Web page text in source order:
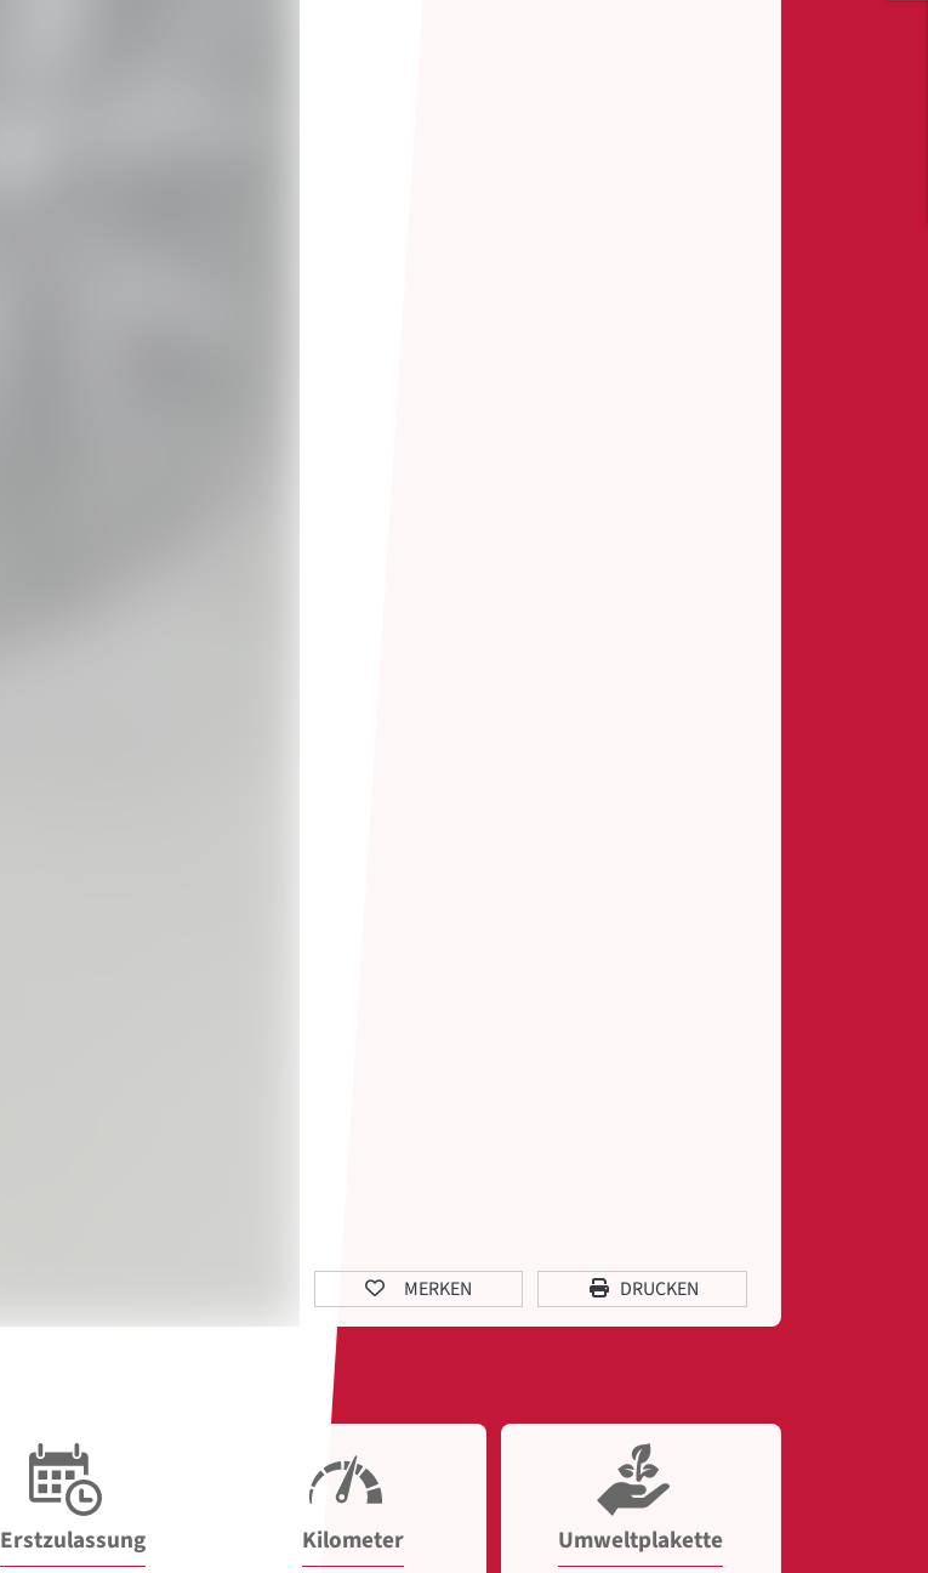
MERKEN DRUCKEN
Erstzulassung Kilometer Umweltplakette